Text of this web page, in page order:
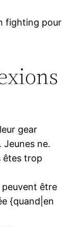
fighting pour
gear
Jeunes ne.
êtes trop
peuvent être
{quand|en